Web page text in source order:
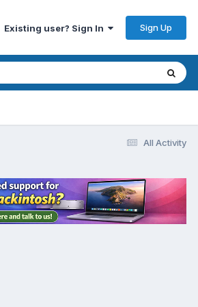
Existing user? Sign In Sign Up
All Activity